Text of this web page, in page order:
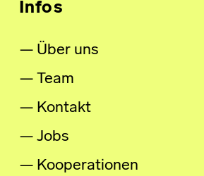
Infos
Über uns
Team
Kontakt
Jobs
Kooperationen